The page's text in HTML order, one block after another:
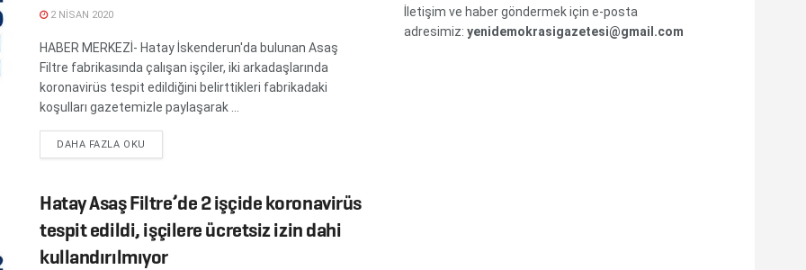
2 NISAN 2020
HABER MERKEZİ- Hatay İskenderun'da bulunan Asaş
Filtre fabrikasında çalışan işçiler, iki arkadaşlarında
koronavirüs tespit edildiğini belirttikleri fabrikadaki
koşulları gazetemizle paylaşarak ...
DAHA FAZLA OKU
Hatay Asaş Filtre’de 2 işçide koronavirüs
tespit edildi, işçilere ücretsiz izin dahi
kullandırılmıyor
İletişim ve haber göndermek için e-posta
adresimiz: yenidemokrasigazetesi@gmail.com